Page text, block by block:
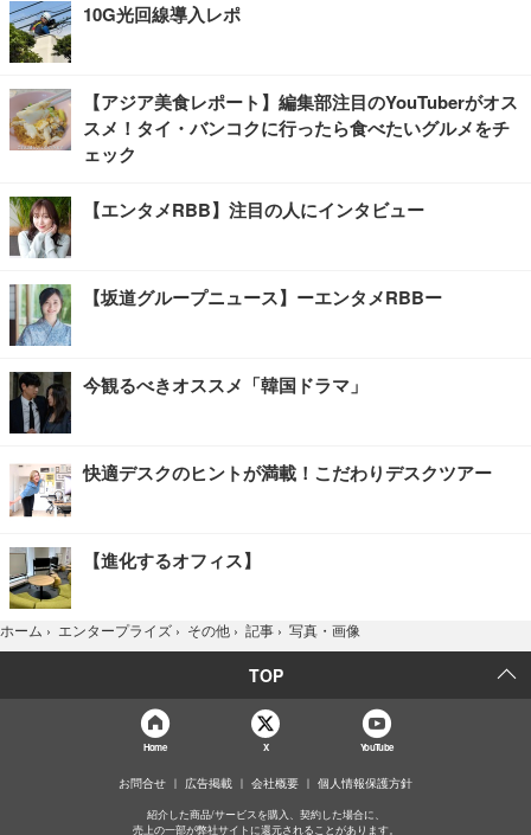
10G光回線導入レポ
【アジア美食レポート】編集部注目のYouTuberがオス
スメ！タイ・バンコクに行ったら食べたいグルメをチ
ェック
【エンタメRBB】注目の人にインタビュー
【坂道グループニュース】ーエンタメRBBー
今観るべきオススメ「韓国ドラマ」
快適デスクのヒントが満載！こだわりデスクツアー
【進化するオフィス】
ホーム › エンタープライズ › その他 › 記事 › 写真・画像
TOP
Home X YouTube
お問合せ 広告掲載 会社概要 個人情報保護方針
紹介した商品/サービスを購入、契約した場合に、
売上の一部が弊社サイトに還元されることがあります。